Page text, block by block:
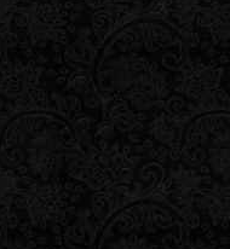
Giường Ngủ Victoria Tân Cổ
Vàng | Đồ Gỗ Phú Hải GN176